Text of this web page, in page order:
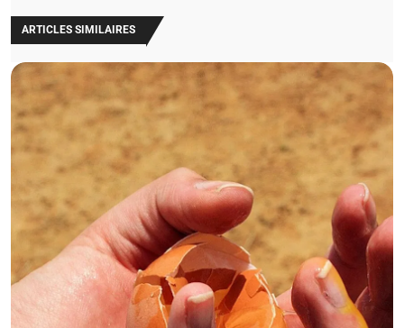
ARTICLES SIMILAIRES